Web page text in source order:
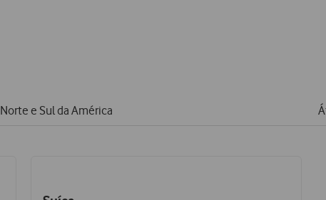
Norte e Sul da América